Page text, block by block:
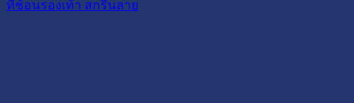
ที่ช้อนรองเท้า สกรีนลาย